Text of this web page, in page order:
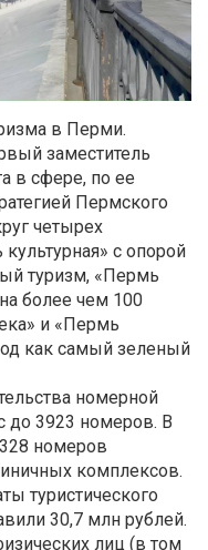
в Перми.
заместитель
в сфере, по ее
Пермского
четырех
с опорой
туризм, «Пермь
более чем 100
и «Пермь
как самый зеленый
номерной
до 3923 номеров. В
номеров
комплексов.
туристического
30,7 млн рублей.
лиц (в том